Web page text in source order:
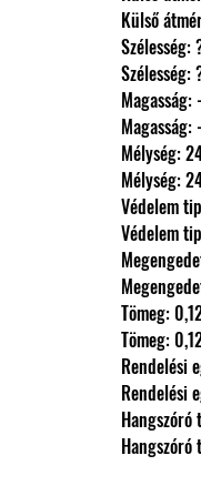
                Magasság: -
                Magasság: -